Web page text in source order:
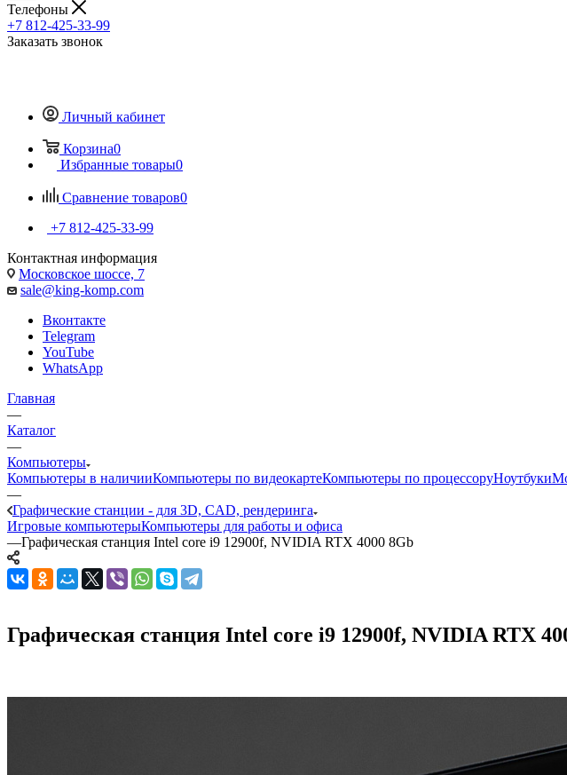
Телефоны
+7 812-425-33-99
Заказать звонок
Личный кабинет
Корзина0
Избранные товары0
Сравнение товаров0
+7 812-425-33-99
Контактная информация
Московское шоссе, 7
sale@king-komp.com
Вконтакте
Telegram
YouTube
WhatsApp
Главная
—
Каталог
—
Компьютеры
Компьютеры в наличииКомпьютеры по видеокартеКомпьютеры по процессоруНоутбуки
—
Графические станции - для 3D, CAD, рендеринга
Игровые компьютерыКомпьютеры для работы и офиса
—Графическая станция Intel core i9 12900f, NVIDIA RTX 4000 8Gb
Графическая станция Intel core i9 12900f, NVIDIA RTX